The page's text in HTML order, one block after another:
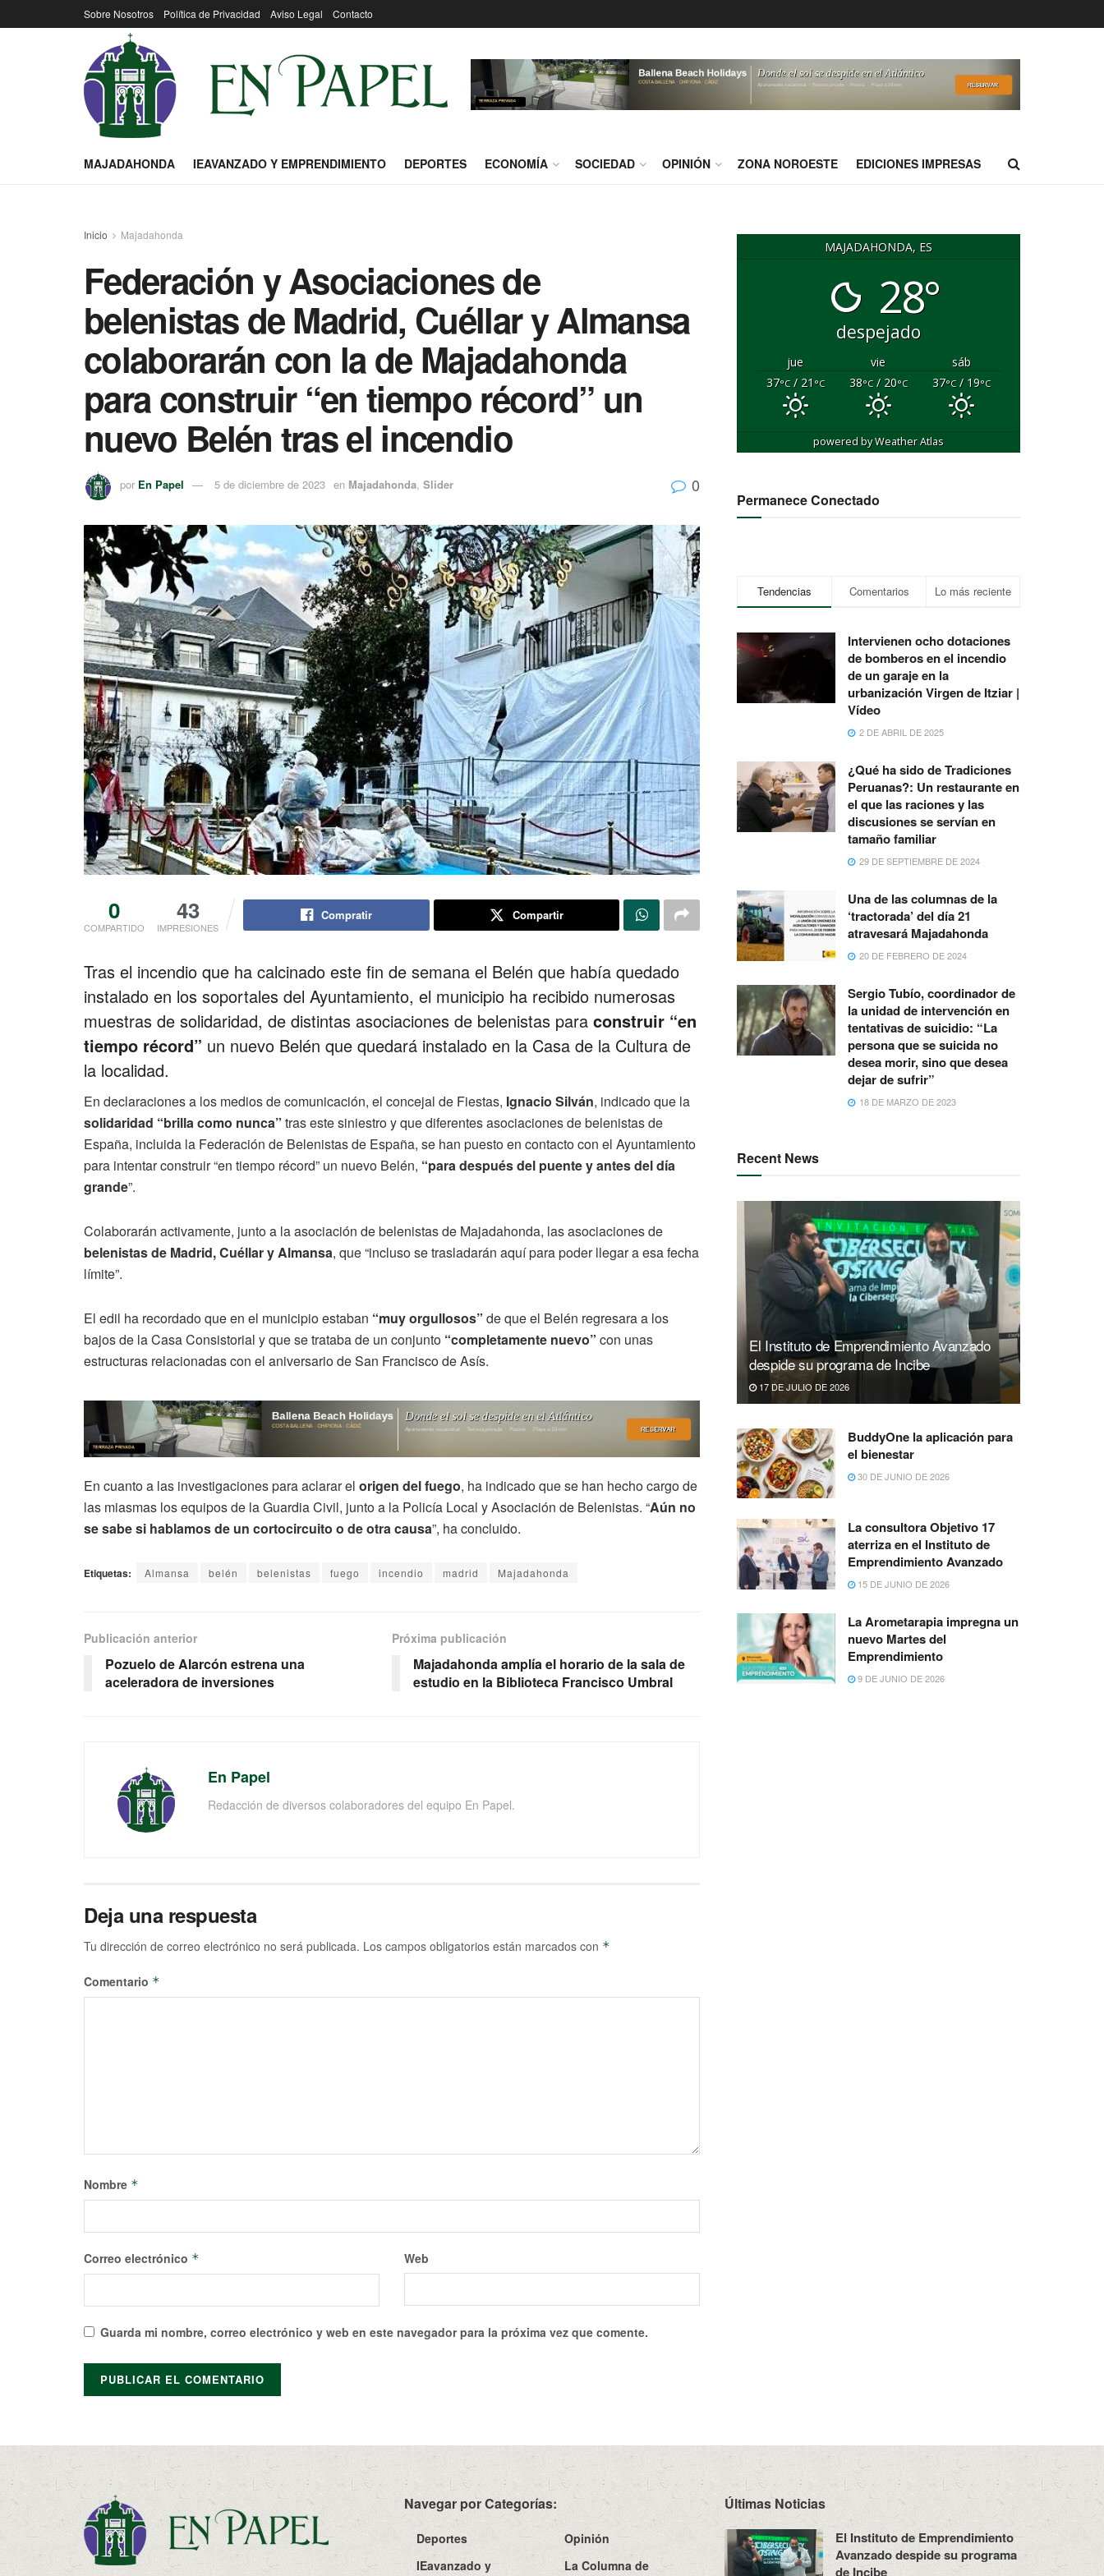
Sobre Nosotros Política de Privacidad Aviso Legal Contacto
MAJADAHONDA IEAVANZADO Y EMPRENDIMIENTO DEPORTES ECONOMÍA SOCIEDAD OPINIÓN ZONA NOROESTE EDICIONES IMPRESAS
Inicio Majadahonda
Federación y Asociaciones de
belenistas de Madrid, Cuéllar y Almansa
colaborarán con la de Majadahonda
para construir “en tiempo récord” un
nuevo Belén tras el incendio
por En Papel 5 de diciembre de 2023 en Majadahonda, Slider 0
0
COMPARTIDO
43
IMPRESIONES
Compratir Compartir
Tras el incendio que ha calcinado este fin de semana el Belén que había quedado
instalado en los soportales del Ayuntamiento, el municipio ha recibido numerosas
muestras de solidaridad, de distintas asociaciones de belenistas para construir “en
tiempo récord” un nuevo Belén que quedará instalado en la Casa de la Cultura de
la localidad.
En declaraciones a los medios de comunicación, el concejal de Fiestas, Ignacio Silván, indicado que la
solidaridad “brilla como nunca” tras este siniestro y que diferentes asociaciones de belenistas de
España, incluida la Federación de Belenistas de España, se han puesto en contacto con el Ayuntamiento
para intentar construir “en tiempo récord” un nuevo Belén, “para después del puente y antes del día
grande”.
Colaborarán activamente, junto a la asociación de belenistas de Majadahonda, las asociaciones de
belenistas de Madrid, Cuéllar y Almansa, que “incluso se trasladarán aquí para poder llegar a esa fecha
límite”.
El edil ha recordado que en el municipio estaban “muy orgullosos” de que el Belén regresara a los
bajos de la Casa Consistorial y que se trataba de un conjunto “completamente nuevo” con unas
estructuras relacionadas con el aniversario de San Francisco de Asís.
En cuanto a las investigaciones para aclarar el origen del fuego, ha indicado que se han hecho cargo de
las miasmas los equipos de la Guardia Civil, junto a la Policía Local y Asociación de Belenistas. “Aún no
se sabe si hablamos de un cortocircuito o de otra causa”, ha concluido.
Etiquetas: Almansa belén belenistas fuego incendio madrid Majadahonda
Publicación anterior
Pozuelo de Alarcón estrena una
aceleradora de inversiones
Próxima publicación
Majadahonda amplía el horario de la sala de
estudio en la Biblioteca Francisco Umbral
En Papel
Redacción de diversos colaboradores del equipo En Papel.
Deja una respuesta
Tu dirección de correo electrónico no será publicada. Los campos obligatorios están marcados con *
Comentario *
Nombre *
Correo electrónico * Web
Guarda mi nombre, correo electrónico y web en este navegador para la próxima vez que comente.
MAJADAHONDA, ES
28°
despejado
jue vie
sáb
37°C/ 21 °C 38°C/ 20°C 37°C/ 19°C
powered byWeather Atlas
Permanece Conectado
Tendencias Comentarios Lo más reciente
Intervienen ocho dotaciones
de bomberos en el incendio
de un garaje en la
urbanización Virgen de Itziar |
Vídeo
2 DE ABRIL DE 2025
¿Qué ha sido de Tradiciones
Peruanas?: Un restaurante en
el que las raciones y las
discusiones se servían en
tamaño familiar
29 DE SEPTIEMBRE DE 2024
Una de las columnas de la
‘tractorada’ del día 21
atravesará Majadahonda
20 DE FEBRERO DE 2024
Sergio Tubío, coordinador de
la unidad de intervención en
tentativas de suicidio: “La
persona que se suicida no
desea morir, sino que desea
dejar de sufrir”
18 DE MARZO DE 2023
Recent News
El Instituto de Emprendimiento Avanzado
despide su programa de Incibe
17 DE JULIO DE 2026
BuddyOne la aplicación para
el bienestar
30 DE JUNIO DE 2026
La consultora Objetivo 17
aterriza en el Instituto de
Emprendimiento Avanzado
15 DE JUNIO DE 2026
La Arometarapia impregna un
nuevo Martes del
Emprendimiento
9 DE JUNIO DE 2026
Navegar por Categorías:
Deportes
Opinión
IEavanzado y
La Columna de
Últimas Noticias
El Instituto de Emprendimiento
Avanzado despide su programa
de Incibe